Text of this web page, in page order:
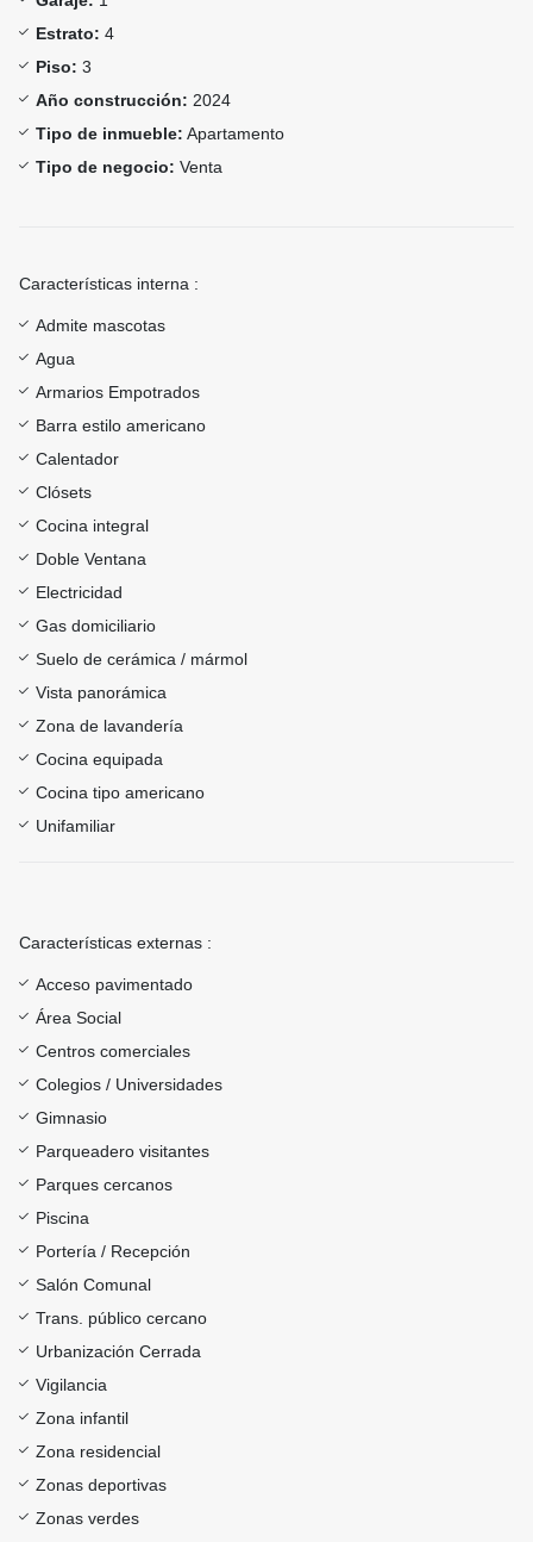
Estrato: 4
Piso: 3
Año construcción: 2024
Tipo de inmueble: Apartamento
Tipo de negocio: Venta
Características interna :
Admite mascotas
Agua
Armarios Empotrados
Barra estilo americano
Calentador
Clósets
Cocina integral
Doble Ventana
Electricidad
Gas domiciliario
Suelo de cerámica / mármol
Vista panorámica
Zona de lavandería
Cocina equipada
Cocina tipo americano
Unifamiliar
Características externas :
Acceso pavimentado
Área Social
Centros comerciales
Colegios / Universidades
Gimnasio
Parqueadero visitantes
Parques cercanos
Piscina
Portería / Recepción
Salón Comunal
Trans. público cercano
Urbanización Cerrada
Vigilancia
Zona infantil
Zona residencial
Zonas deportivas
Zonas verdes